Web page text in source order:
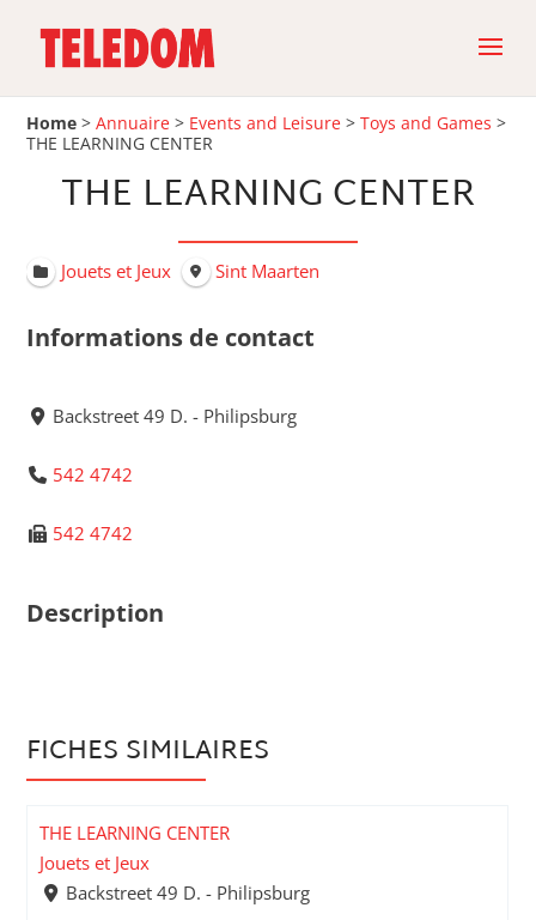
Home >Annuaire > Events and Leisure >Toys and Games >
THE LEARNING CENTER
THE LEARNING CENTER
Jouets et Jeux Sint Maarten
Informations de contact
Backstreet 49 D. - Philipsburg
542 4742
542 4742
Description
FICHES SIMILAIRES
THE LEARNING CENTER
Jouets et Jeux
Backstreet 49 D. - Philipsburg